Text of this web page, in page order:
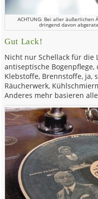
ACHTUNG: Bei aller
dringend davon
Gut Lack!
Nicht nur Schellack für die
antiseptische Bogenpflege,
Klebstoffe, Brennstoffe, ja,
Räucherwerk,
Anderes mehr basieren